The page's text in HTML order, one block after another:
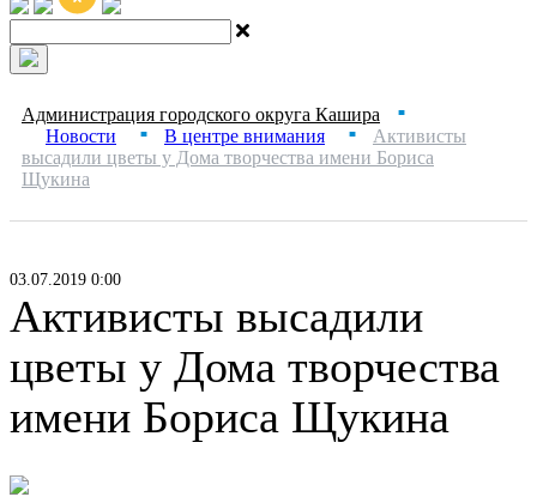
Администрация городского округа Кашира ■
Новости ■ В центре внимания ■
Активисты
высадили цветы у Дома творчества имени Бориса
Щукина
03.07.2019 0:00
Активисты высадили
цветы у Дома творчества
имени Бориса Щукина